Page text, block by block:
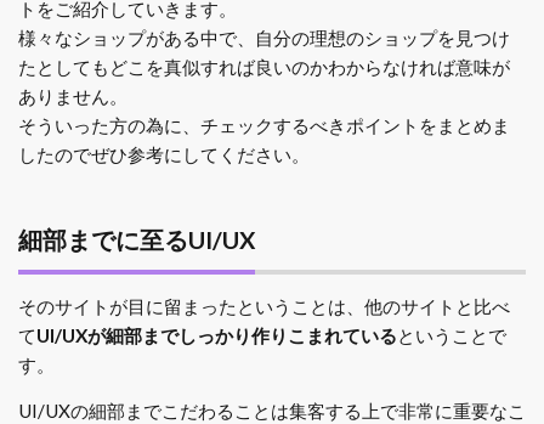
トをご紹介していきます。
様々なショップがある中で、自分の理想のショップを見つけ
たとしてもどこを真似すれば良いのかわからなければ意味が
ありません。
そういった方の為に、チェックするべきポイントをまとめま
したのでぜひ参考にしてください。
細部までに至るUI/UX
そのサイトが目に留まったということは、他のサイトと比べ
てUI/UXが細部までしっかり作りこまれているということで
す。
UI/UXの細部までこだわることは集客する上で非常に重要なこ